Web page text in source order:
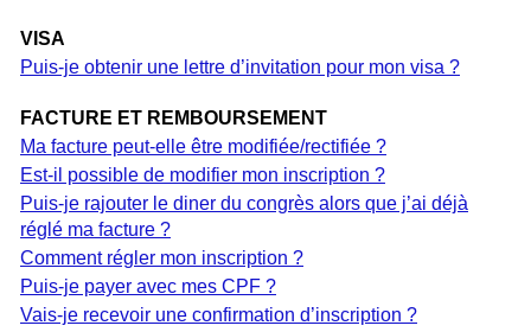
VISA
Puis-je obtenir une lettre d’invitation pour mon visa ?
FACTURE ET REMBOURSEMENT
Ma facture peut-elle être modifiée/rectifiée ?
Est-il possible de modifier mon inscription ?
Puis-je rajouter le diner du congrès alors que j’ai déjà
réglé ma facture ?
Comment régler mon inscription ?
Puis-je payer avec mes CPF ?
Vais-je recevoir une confirmation d’inscription ?